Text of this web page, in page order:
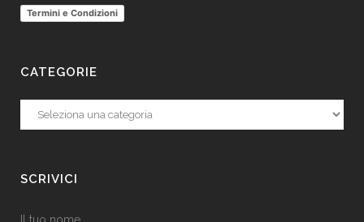
Termini e Condizioni
CATEGORIE
Categorie
SCRIVICI